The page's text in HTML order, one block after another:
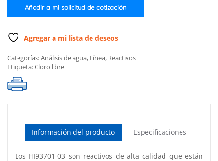
cantidadAñadir a mi solicitud de cotización
Agregar a mi lista de deseos
Categorías:Análisis de agua, Línea, Reactivos
Etiqueta:Cloro libre
Información del producto Especificaciones
Los HI93701-03 son reactivos de alta calidad que están